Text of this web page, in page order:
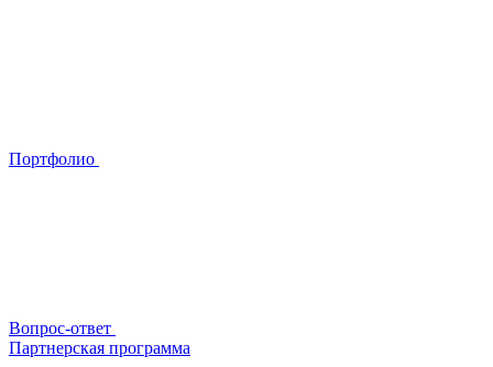
Портфолио
Вопрос-ответ
Партнерская программа